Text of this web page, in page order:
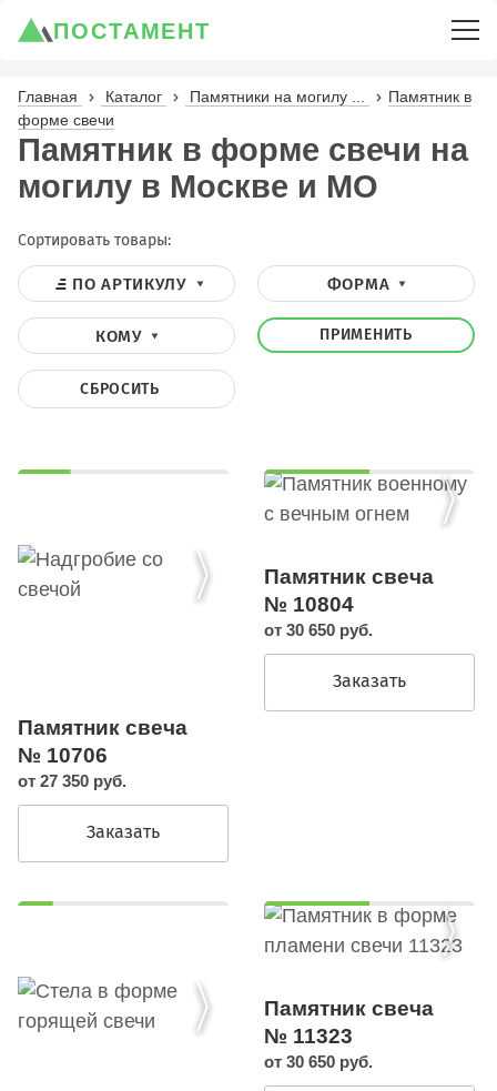
ПОСТАМЕНТ
Главная Каталог Памятники на могилу ...
Памятник в
форме свечи
Памятник в форме свечи на
могилу в Москве и МО
Сортировать товары:
ПО АРТИКУЛУ ФОРМА
КОМУ ПРИМЕНИТЬ
СБРОСИТЬ
Памятник свеча
№ 10706
от 27 350 руб.
Заказать
Памятник свеча
№ 10804
от 30 650 руб.
Заказать
Памятник свеча
№ 11323
от 30 650 руб.